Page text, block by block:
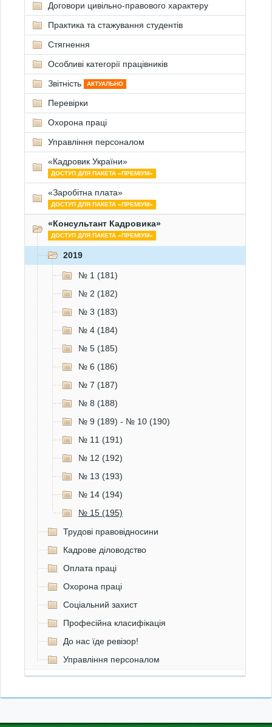
Договори цивільно-правового характеру
Практика та стажування студентів
Стягнення
Особливі категорії працівників
Звітність
АКТУАЛЬНО
Перевірки
Охорона праці
Управління персоналом
«Кадровик України»
ДОСТУП ДЛЯ ПАКЕТА «ПРЕМІУМ»
«Заробітна плата»
ДОСТУП ДЛЯ ПАКЕТА «ПРЕМІУМ»
«Консультант Кадровика»
ДОСТУП ДЛЯ ПАКЕТА «ПРЕМІУМ»
2019
№ 1 (181)
№ 2 (182)
№ 3 (183)
№ 4 (184)
№ 5 (185)
№ 6 (186)
№ 7 (187)
№ 8 (188)
№ 9 (189) - № 10 (190)
№ 11 (191)
№ 12 (192)
№ 13 (193)
№ 14 (194)
№ 15 (195)
Трудові правовідносини
Кадрове діловодство
Оплата праці
Охорона праці
Соціальний захист
Професійна класифікація
До нас їде ревізор!
Управління персоналом